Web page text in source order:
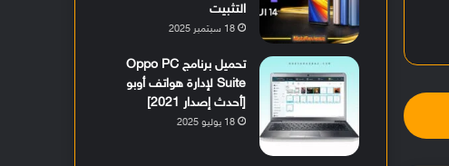
التثبيت
18 سبتمبر 2025
تحميل برنامج Oppo PC
Suite لإدارة هواتف أوبو
[أحدث إصدار 2021]
18 يوليو 2025